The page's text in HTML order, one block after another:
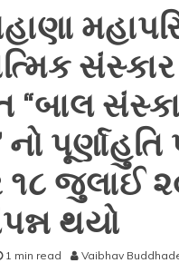
શ્રાવણ
માસના
પ્રથમ
૧૦
ઓગસ્ટ
૨૦૨૧
ના
રોજ
શુભારંભ
“બાલ
૧૮ જુલાઈ
થયો
1 min read Vaibhav